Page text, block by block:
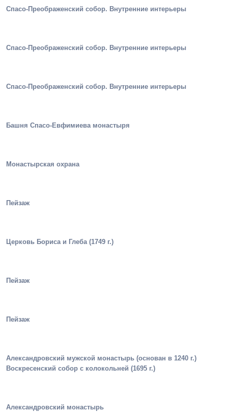
Спасо-Преображенский собор. Внутренние интерьеры
Спасо-Преображенский собор. Внутренние интерьеры
Спасо-Преображенский собор. Внутренние интерьеры
Башня Спасо-Евфимиева монастыря
Монастырская охрана
Пейзаж
Церковь Бориса и Глеба (1749 г.)
Пейзаж
Пейзаж
Александровский мужской монастырь (основан в 1240 г.)
Воскресенский собор с колокольней (1695 г.)
Александровский монастырь